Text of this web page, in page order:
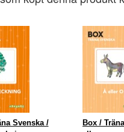
Svenska /
Box /